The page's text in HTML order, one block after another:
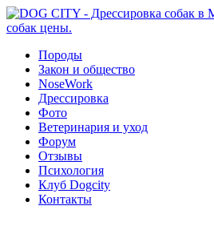
Породы
Закон и общество
NoseWork
Дрессировка
Фото
Ветеринария и уход
Форум
Отзывы
Психология
Клуб Dogcity
Контакты